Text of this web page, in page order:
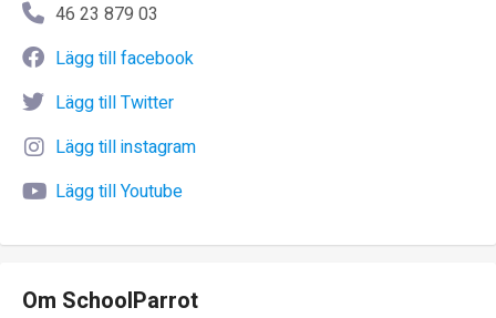
46 23 879 03
Lägg till facebook
Lägg till Twitter
Lägg till instagram
Lägg till Youtube
Om SchoolParrot